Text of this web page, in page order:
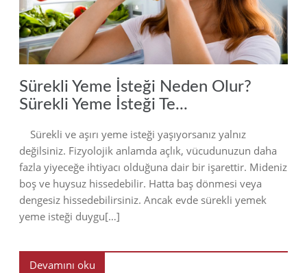
Sürekli Yeme İsteği Neden Olur?
Sürekli Yeme İsteği Te...
Sürekli ve aşırı yeme isteği yaşıyorsanız yalnız
değilsiniz. Fizyolojik anlamda açlık, vücudunuzun daha
fazla yiyeceğe ihtiyacı olduğuna dair bir işarettir. Mideniz
boş ve huysuz hissedebilir. Hatta baş dönmesi veya
dengesiz hissedebilirsiniz. Ancak evde sürekli yemek
yeme isteği duygu[…]
Devamını oku